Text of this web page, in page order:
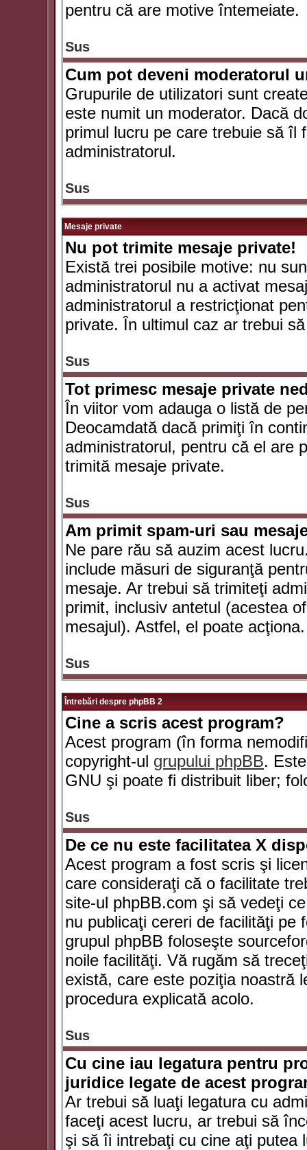
pentru că are motive întemeiate.
Sus
Cum pot deveni moderatorul
Grupurile de utilizatori sunt
este numit un moderator. Dacă
primul lucru pe care trebuie să îl
administratorul.
Sus
Mesaje private
Nu pot trimite mesaje private!
Există trei posibile motive: nu
administratorul nu a activat
administratorul a restricţionat
private. În ultimul caz ar trebui
Sus
Tot primesc mesaje private
În viitor vom adauga o listă de
Deocamdată dacă primiţi în
administratorul, pentru că el are
trimită mesaje private.
Sus
Am primit spam-uri sau
Ne pare rău să auzim acest
include măsuri de siguranţă
mesaje. Ar trebui să trimiteţi
primit, inclusiv antetul (acestea
mesajul). Astfel, el poate acţiona.
Sus
Întrebări despre phpBB 2
Cine a scris acest program?
Acest program (în forma
copyright-ul grupului phpBB.
GNU şi poate fi distribuit liber;
Sus
De ce nu este facilitatea X
Acest program a fost scris şi
care consideraţi că o facilitate
site-ul phpBB.com şi să vedeţi
nu publicaţi cereri de facilităţi pe
grupul phpBB foloseşte
noile facilităţi. Vă rugăm să
există, care este poziţia noastră
procedura explicată acolo.
Sus
Cu cine iau legatura pentru
juridice legate de acest
Ar trebui să luaţi legatura cu
faceţi acest lucru, ar trebui să
şi să îi intrebaţi cu cine aţi putea